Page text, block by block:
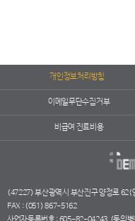
개인정보처리방침
이메일무단수집거부
비급여 진료비용
(47227) 부산광역시 부산진구 양정로 62(
FAX : (051) 867-5162